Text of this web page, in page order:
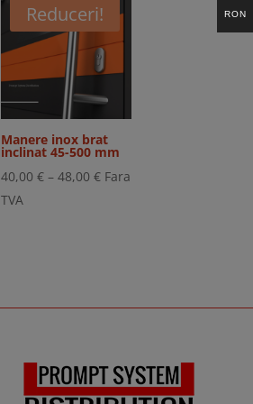
Reduceri!
Manere inox brat
inclinat 45-500 mm
40,00€ – 48,00€Interval
Fara
TVA
RON